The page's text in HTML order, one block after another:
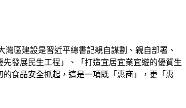
區建設是習近平總書記親自謀劃、親自部署、
發展民生工程」、「打造宜居宜業宜遊的優質生
食品安全抓起，這是一項既「惠商」，更「惠